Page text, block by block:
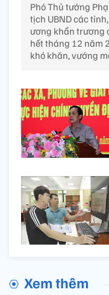
Phó Thủ tướng
tịch UBND các
ương khẩn trương
hết tháng 12 năm
khó khăn, vướng
Xem thêm